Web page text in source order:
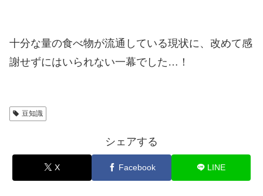
十分な量の食べ物が流通している現状に、改めて感
謝せずにはいられない一幕でした…！
豆知識
シェアする
X Facebook LINE